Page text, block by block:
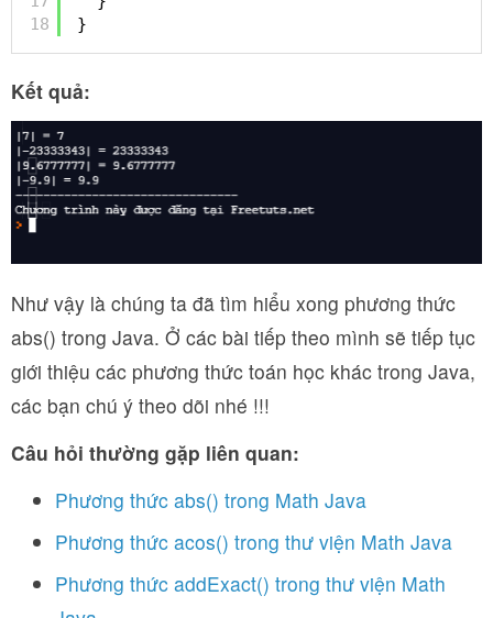
18
}
Kết quả:
Như vậy là chúng ta đã tìm hiểu xong phương thức
abs() trong Java. Ở các bài tiếp theo mình sẽ tiếp tục
giới thiệu các phương thức toán học khác trong Java,
các bạn chú ý theo dõi nhé !!!
Câu hỏi thường gặp liên quan:
Phương thức abs() trong Math Java
Phương thức acos() trong thư viện Math Java
Phương thức addExact() trong thư viện Math